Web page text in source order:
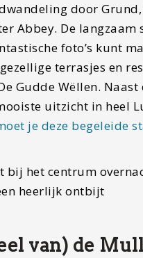
door
Abbey. De
foto’s kunt
terrasjes en
Gudde Wëllen.
uitzicht in heel
je deze begeleide
het centrum
heerlijk ontbijt
van) de